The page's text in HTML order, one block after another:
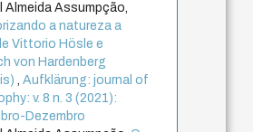
Almeida Assumpção,
a natureza a
Vittorio Hösle e
von Hardenberg
,Aufklärung: journal of
v. 8 n. 3 (2021):
Dezembro